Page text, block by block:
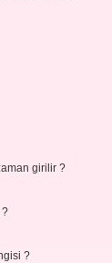
girilir ?
?
?